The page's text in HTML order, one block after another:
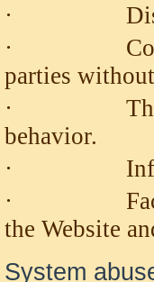
·
·
parties
·
behavior.
·
·
the Website
System